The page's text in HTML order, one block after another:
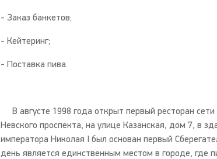
- Заказ банкетов;
- Кейтеринг;
- Поставка пива.
В августе 1998 года открыт первый ресторан
Невского проспекта, на улице Казанская, дом 7, в
императора Николая I был основан первый
день является единственным местом в городе, где